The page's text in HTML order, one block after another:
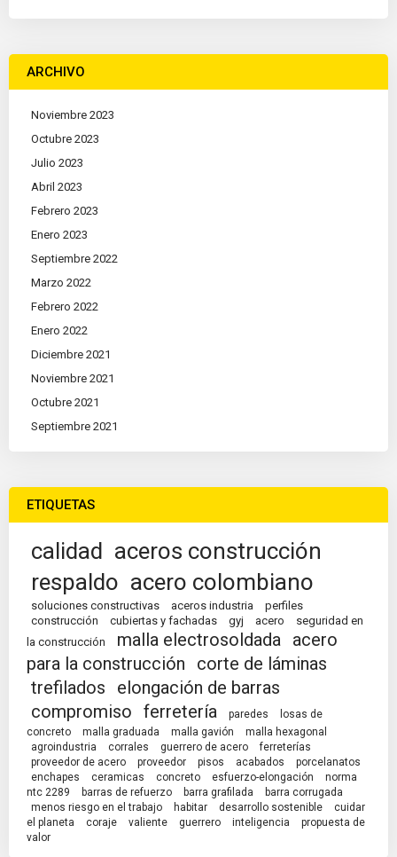
ARCHIVO
Noviembre 2023
Octubre 2023
Julio 2023
Abril 2023
Febrero 2023
Enero 2023
Septiembre 2022
Marzo 2022
Febrero 2022
Enero 2022
Diciembre 2021
Noviembre 2021
Octubre 2021
Septiembre 2021
ETIQUETAS
calidad aceros construcción
respaldo acero colombiano
soluciones constructivas aceros industria
perfiles
construcción
cubiertas y fachadas gyj acero
seguridad en
la construcción
malla electrosoldada
acero
para la construcción
corte de láminas
trefilados
elongación de barras
compromiso ferretería paredes
losas de
concreto
malla graduada malla gavión
malla hexagonal
agroindustria
corrales guerrero de acero
ferreterías
proveedor de acero
proveedor pisos acabados
porcelanatos
enchapes
ceramicas concreto esfuerzo-elongación
norma
ntc 2289
barras de refuerzo barra grafilada
barra corrugada
menos riesgo en el trabajo
habitar desarrollo sostenible
cuidar
el planeta
coraje valiente guerrero inteligencia
propuesta de
valor